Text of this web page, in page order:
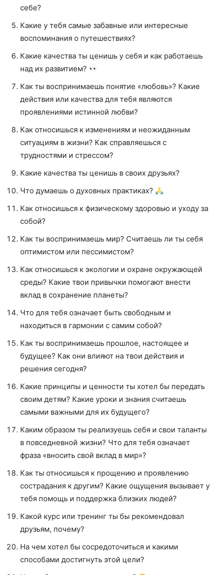
себе?
Какие у тебя самые забавные или интересные
воспоминания о путешествиях?
Какие качества ты ценишь у себя и как работаешь
над их развитием?
Как ты воспринимаешь понятие «любовь»? Какие
действия или качества для тебя являются
проявлениями истинной любви?
Как относишься к изменениям и неожиданным
ситуациям в жизни? Как справляешься с
трудностями и стрессом?
Какие качества ты ценишь в своих друзьях?
Что думаешь о духовных практиках?
Как относишься к физическому здоровью и уходу за
собой?
Как ты воспринимаешь мир? Считаешь ли ты себя
оптимистом или пессимистом?
Как относишься к экологии и охране окружающей
среды? Какие твои привычки помогают внести
вклад в сохранение планеты?
Что для тебя означает быть свободным и
находиться в гармонии с самим собой?
Как ты воспринимаешь прошлое, настоящее и
будущее? Как они влияют на твои действия и
решения сегодня?
Какие принципы и ценности ты хотел бы передать
своим детям? Какие уроки и знания считаешь
самыми важными для их будущего?
Каким образом ты реализуешь себя и свои таланты
в повседневной жизни? Что для тебя означает
фраза «вносить свой вклад в мир»?
Как ты относишься к прощению и проявлению
сострадания к другим? Какие ощущения вызывает у
тебя помощь и поддержка близких людей?
Какой курс или тренинг ты бы рекомендовал
друзьям, почему?
На чем хотел бы сосредоточиться и какими
способами достигнуть этой цели?